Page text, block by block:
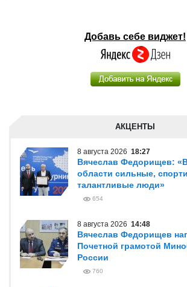
Добавь себе виджет!
АКЦЕНТЫ
8 августа 2026 18:27
Вячеслав Федорищев:
области сильные,
талантливые люди»
654
8 августа 2026 14:48
Вячеслав Федорищев
Почетной грамотой
России
760